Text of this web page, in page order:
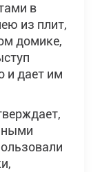
в
из плит,
домике,
и дает им